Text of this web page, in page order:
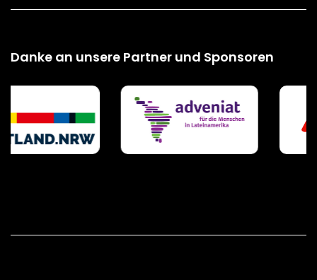
Danke an unsere Partner und Sponsoren